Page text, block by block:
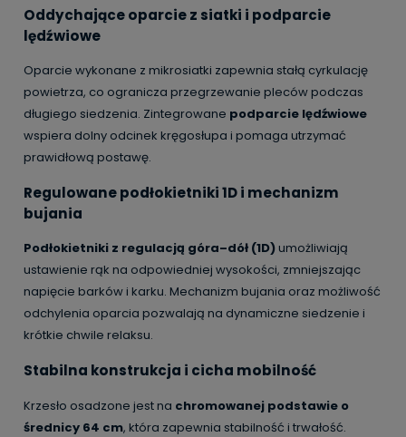
Oddychające oparcie z siatki i podparcie
lędźwiowe
Oparcie wykonane z mikrosiatki zapewnia stałą cyrkulację
powietrza, co ogranicza przegrzewanie pleców podczas
długiego siedzenia. Zintegrowane podparcie lędźwiowe
wspiera dolny odcinek kręgosłupa i pomaga utrzymać
prawidłową postawę.
Regulowane podłokietniki 1D i mechanizm
bujania
Podłokietniki z regulacją góra–dół (1D)umożliwiają
ustawienie rąk na odpowiedniej wysokości, zmniejszając
napięcie barków i karku. Mechanizm bujania oraz możliwość
odchylenia oparcia pozwalają na dynamiczne siedzenie i
krótkie chwile relaksu.
Stabilna konstrukcja i cicha mobilność
Krzesło osadzone jest na chromowanej podstawie o
średnicy 64 cm, która zapewnia stabilność i trwałość.